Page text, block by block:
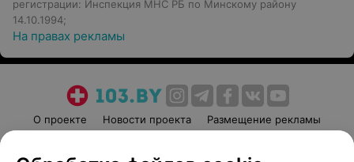
регистрации: Инспекция МНС РБ по Минскому району
14.10.1994;
На правах рекламы
О проекте Новости проекта
Размещение рекламы